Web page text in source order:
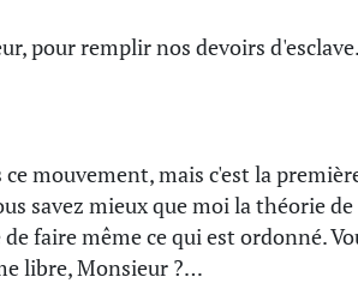
pour remplir nos devoirs
mouvement, mais c'est la
savez mieux que moi la théorie de
faire même ce qui est ordonné.
libre, Monsieur ?…